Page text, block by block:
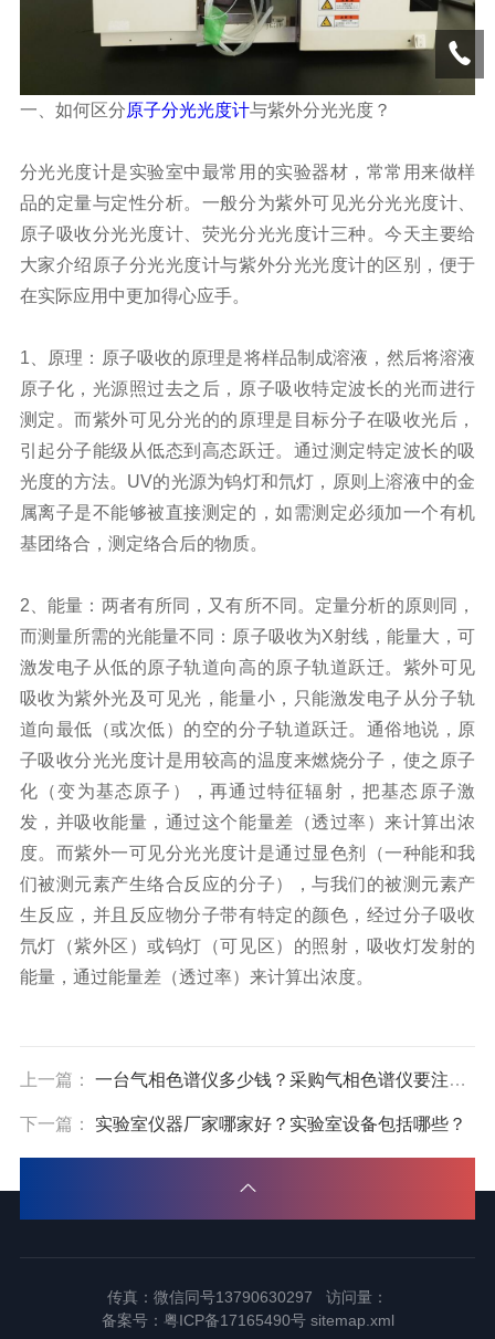
一、如何区分原子分光光度计与紫外分光光度？
分光光度计是实验室中最常用的实验器材，常常用来做样
品的定量与定性分析。一般分为紫外可见光分光光度计、
原子吸收分光光度计、荧光分光光度计三种。今天主要给
大家介绍原子分光光度计与紫外分光光度计的区别，便于
在实际应用中更加得心应手。
1、原理：原子吸收的原理是将样品制成溶液，然后将溶液
原子化，光源照过去之后，原子吸收特定波长的光而进行
测定。而紫外可见分光的的原理是目标分子在吸收光后，
引起分子能级从低态到高态跃迁。通过测定特定波长的吸
光度的方法。 UV的光源为钨灯和氘灯，原则上溶液中的金
属离子是不能够被直接测定的，如需测定必须加一个有机
基团络合，测定络合后的物质。
2、能量：两者有所同，又有所不同。定量分析的原则同，
而测量所需的光能量不同：原子吸收为X射线，能量大，可
激发电子从低的原子轨道向高的原子轨道跃迁。紫外可见
吸收为紫外光及可见光，能量小，只能激发电子从分子轨
道向最低（或次低）的空的分子轨道跃迁。通俗地说，原
子吸收分光光度计是用较高的温度来燃烧分子，使之原子
化（变为基态原子），再通过特征辐射，把基态原子激
发，并吸收能量，通过这个能量差（透过率）来计算出浓
度。而紫外一可见分光光度计是通过显色剂（一种能和我
们被测元素产生络合反应的分子），与我们的被测元素产
生反应，并且反应物分子带有特定的颜色，经过分子吸收
氘灯（紫外区）或钨灯（可见区）的照射，吸收灯发射的
能量，通过能量差（透过率）来计算出浓度。
上一篇： 一台气相色谱仪多少钱？采购气相色谱仪要注意什么？
下一篇： 实验室仪器厂家哪家好？实验室设备包括哪些？
传真：微信同号13790630297 访问量：
备案号： 粤ICP备17165490号 sitemap.xml